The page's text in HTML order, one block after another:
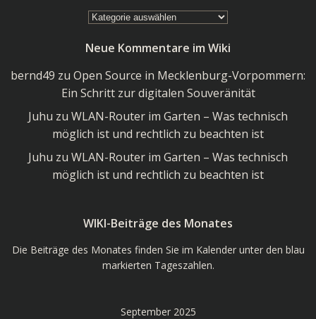
Kategorien
Wiki
Neue Kommentare im Wiki
bernd49 zu Open Source in Mecklenburg-Vorpommern:
Ein Schritt zur digitalen Souveränität
Juhu zu WLAN-Router im Garten – Was technisch
möglich ist und rechtlich zu beachten ist
Juhu zu WLAN-Router im Garten – Was technisch
möglich ist und rechtlich zu beachten ist
WIKI-Beiträge des Monates
Die Beiträge des Monates finden Sie im Kalender unter den blau
markierten Tageszahlen.
September 2025